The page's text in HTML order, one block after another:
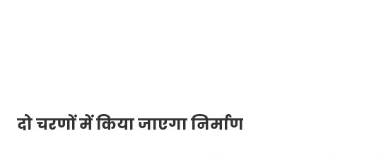
दो चरणों में किया जाएगा निर्माण